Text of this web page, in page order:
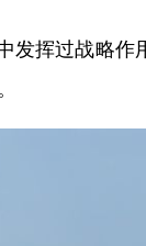
挥过战略作